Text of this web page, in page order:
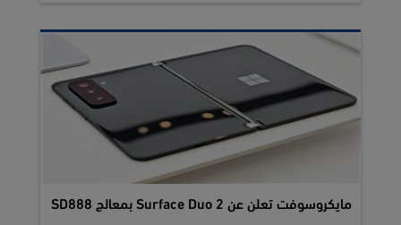
مايكروسوفت تعلن عن Surface Duo 2 بمعالج SD888